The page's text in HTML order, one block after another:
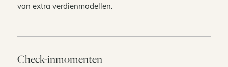
van extra verdienmodellen.
Check-inmomenten